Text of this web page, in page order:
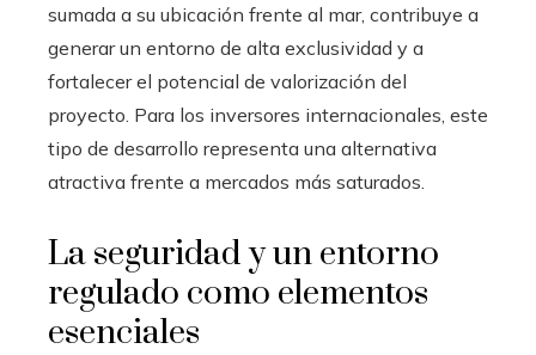
sumada a su ubicación frente al mar, contribuye a
generar un entorno de alta exclusividad y a
fortalecer el potencial de valorización del
proyecto. Para los inversores internacionales, este
tipo de desarrollo representa una alternativa
atractiva frente a mercados más saturados.
La seguridad y un entorno
regulado como elementos
esenciales